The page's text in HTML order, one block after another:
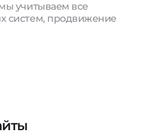
учитываем все
систем, продвижение